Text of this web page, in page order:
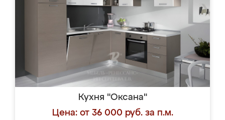
Кухня "Оксана"
Цена: от 36 000 руб. за п.м.